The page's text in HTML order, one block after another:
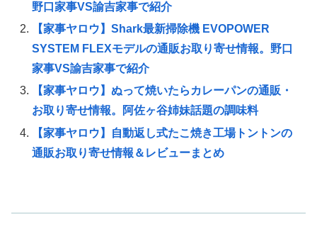
野口家事VS諭吉家事で紹介
【家事ヤロウ】Shark最新掃除機 EVOPOWER
SYSTEM FLEXモデルの通販お取り寄せ情報。野口
家事VS諭吉家事で紹介
【家事ヤロウ】ぬって焼いたらカレーパンの通販・
お取り寄せ情報。阿佐ヶ谷姉妹話題の調味料
【家事ヤロウ】自動返し式たこ焼き工場トントンの
通販お取り寄せ情報＆レビューまとめ